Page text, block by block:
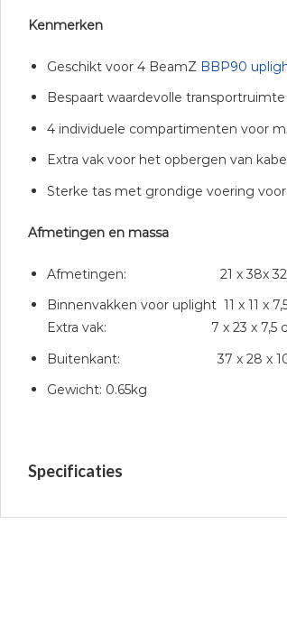
Kenmerken
Geschikt voor 4 BeamZ BBP90
Bespaart waardevolle
4 individuele compartimenten voor
Extra vak voor het opbergen van
Sterke tas met grondige voering
Afmetingen en massa
Afmetingen: 21 x 38x
Binnenvakken voor uplight 11 x 11 x
Extra vak: 7 x 23 x 7,5
Buitenkant: 37 x 28 x 10
Gewicht: 0.65kg
Specificaties